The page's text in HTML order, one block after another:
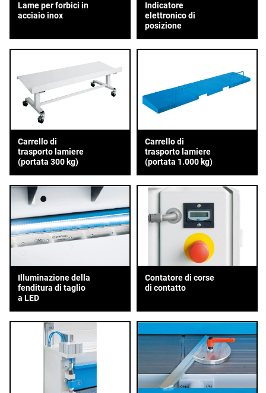
Lame per forbici in
acciaio inox
Indicatore
elettronico di
posizione
Carrello di
trasporto lamiere
(portata 300 kg)
Carrello di
trasporto lamiere
(portata 1.000 kg)
Illuminazione della
fenditura di taglio
a LED
Contatore di corse
di contatto